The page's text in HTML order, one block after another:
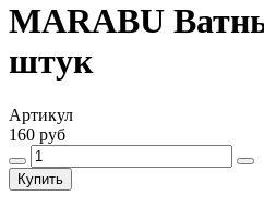
MARABU
штук
Артикул
160 руб
Купить